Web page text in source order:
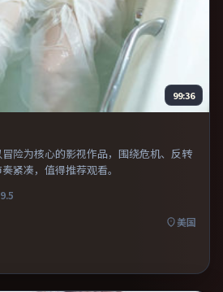
99:36
险为核心的影视作品，围绕危机、反转
紧凑，值得推荐观看。
9.5
美国